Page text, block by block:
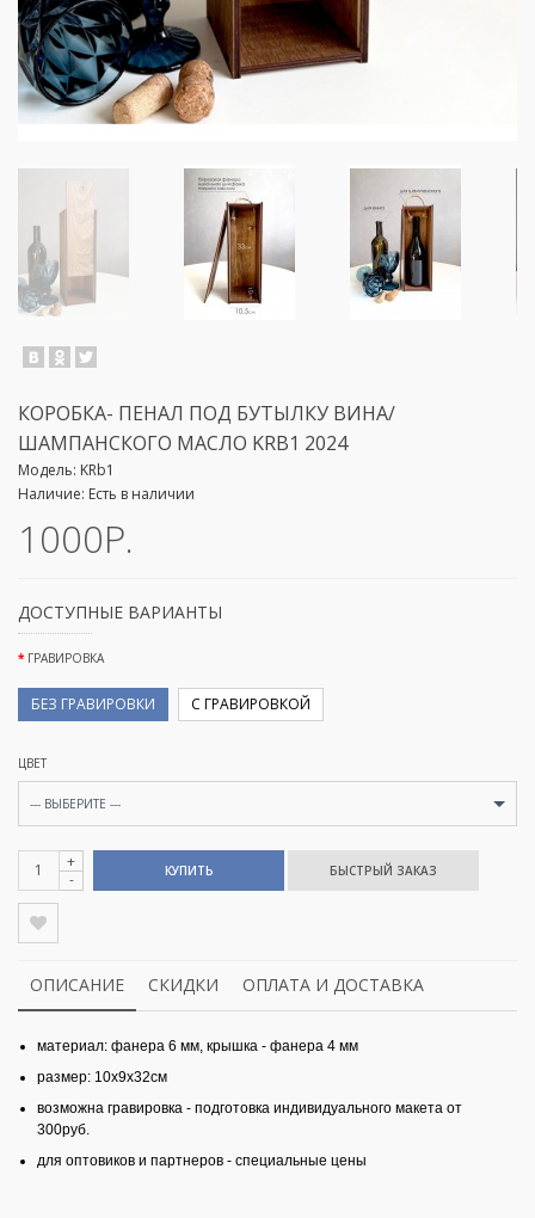
КОРОБКА- ПЕНАЛ ПОД БУТЫЛКУ ВИНА/
ШАМПАНСКОГО МАСЛО KRB1 2024
Модель: KRb1
Наличие: Есть в наличии
1000Р.
ДОСТУПНЫЕ ВАРИАНТЫ
ГРАВИРОВКА
БЕЗ ГРАВИРОВКИ С ГРАВИРОВКОЙ
ЦВЕТ
--- ВЫБЕРИТЕ ---
+
-
КУПИТЬ
ОПИСАНИЕ СКИДКИ ОПЛАТА И ДОСТАВКА
материал: фанера 6 мм, крышка - фанера 4 мм
размер: 10х9х32см
возможна гравировка - подготовка индивидуального макета от
300руб.
для оптовиков и партнеров - специальные цены